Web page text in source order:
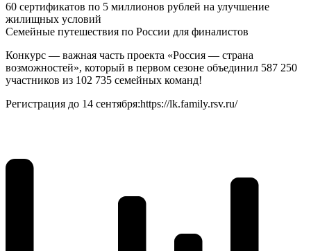
60 сертификатов по 5 миллионов рублей на улучшение
жилищных условий
Семейные путешествия по России для финалистов
Конкурс — важная часть проекта «Россия — страна
возможностей», который в первом сезоне объединил 587 250
участников из 102 735 семейных команд!
Регистрация до 14 сентября:https://lk.family.rsv.ru/